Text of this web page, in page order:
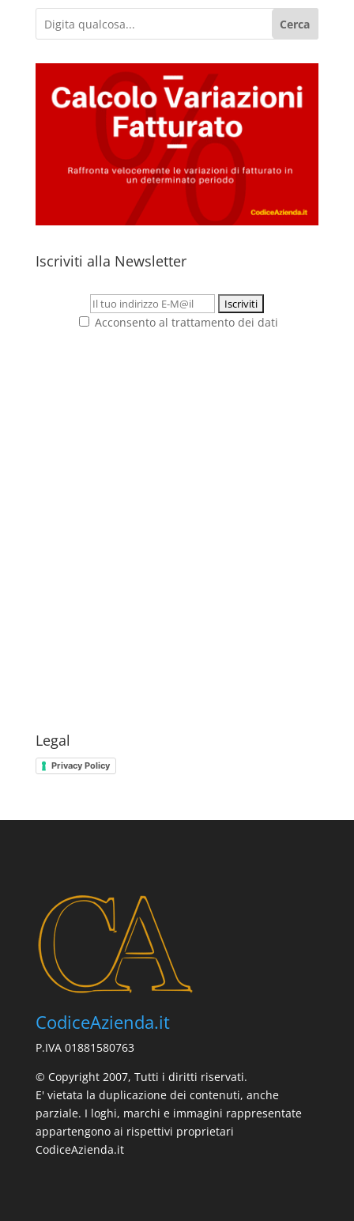
Cerca
Iscriviti alla Newsletter
Acconsento al trattamento dei dati
Legal
Privacy Policy
CodiceAzienda.it
P.IVA 01881580763
© Copyright 2007, Tutti i diritti riservati.
E' vietata la duplicazione dei contenuti, anche
parziale. I loghi, marchi e immagini rappresentate
appartengono ai rispettivi proprietari
CodiceAzienda.it